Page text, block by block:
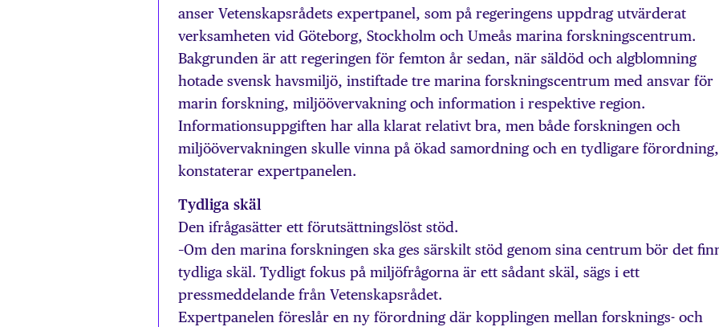
anser Vetenskapsrådets expertpanel, som på regeringens uppdrag utvärderat
verksamheten vid Göteborg, Stockholm och Umeås marina forskningscentrum.
Bakgrunden är att regeringen för femton år sedan, när säldöd och algblomning
hotade svensk havsmiljö, instiftade tre marina forskningscentrum med ansvar för
marin forskning, miljöövervakning och information i respektive region.
Informationsuppgiften har alla klarat relativt bra, men både forskningen och
miljöövervakningen skulle vinna på ökad samordning och en tydligare förordning,
konstaterar expertpanelen.
Tydliga skäl
Den ifrågasätter ett förutsättningslöst stöd.
–Om den marina forskningen ska ges särskilt stöd genom sina centrum bör det
tydliga skäl. Tydligt fokus på miljöfrågorna är ett sådant skäl, sägs i ett
pressmeddelande från Vetenskapsrådet.
Expertpanelen föreslår en ny förordning där kopplingen mellan forsknings- och